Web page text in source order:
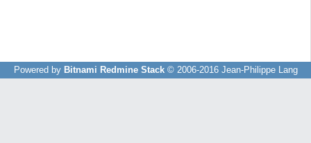
Powered by Bitnami Redmine Stack© 2006-2016 Jean-Philippe Lang